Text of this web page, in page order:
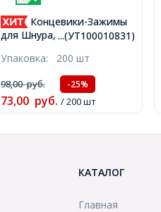
...(УТ100010831)
Концевики-Зажимы
для Шнура, Железо,
Отверстие 1.2мм,
(УТ100010831)
Упаковка: 200 шт
98,00руб. -25%
73,00 руб. / 200 шт
КАТАЛОГ
Главная